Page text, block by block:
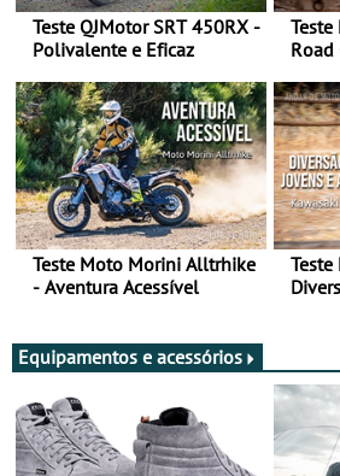
Teste QJMotor SRT 450RX -
Polivalente e Eficaz
Teste Moto Morini Alltrhike
- Aventura Acessível
Equipamentos e acessórios